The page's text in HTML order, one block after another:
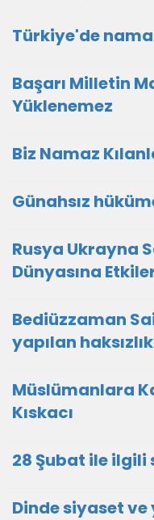
Türkiye'de
Başarı Milletin
Yüklenemez
Biz Namaz
Günahsız
Rusya Ukrayna
Dünyasına
Bediüzzaman
yapılan
Müslümanlara
Kıskacı
28 Şubat ile
Dinde siyaset